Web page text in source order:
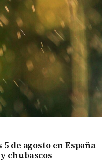
de agosto en España
chubascos